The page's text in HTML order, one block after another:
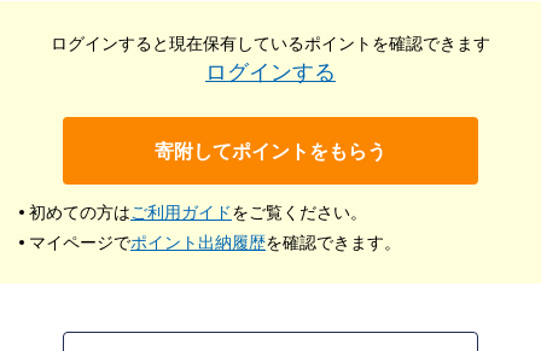
り、自慢の農産物が多くあります。
さらに、風光明媚な浜名湖や、ロケ地としても知られる中田島砂
が多く、幅広い世代にお楽しみいただけます。
ログインすると現在保有しているポイントを確認できます
ログインする
寄附してポイントをもらう
初めての方はご利用ガイドをご覧ください。
マイページでポイント出納履歴を確認できます。